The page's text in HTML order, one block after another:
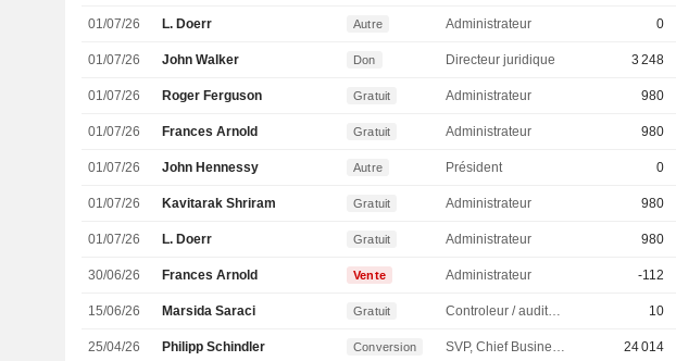
01/07/26 L. Doerr Autre Administrateur 0
01/07/26 John Walker Don Directeur juridique 3 248
01/07/26 Roger Ferguson Gratuit Administrateur 980
01/07/26 Frances Arnold Gratuit Administrateur 980
01/07/26 John Hennessy Autre Président 0
01/07/26 Kavitarak Shriram Gratuit Administrateur 980
01/07/26 L. Doerr Gratuit Administrateur 980
30/06/26 Frances Arnold Vente Administrateur -112
15/06/26 Marsida Saraci Gratuit Controleur / auditeur 10
25/04/26 Philipp Schindler Conversion SVP, Chief Business Officer 24 014